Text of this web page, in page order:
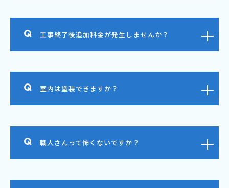
工事終了後追加料金が発生しませんか？
室内は塗装できますか？
職人さんって怖くないですか？